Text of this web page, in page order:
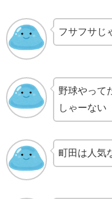
フサフサじ
野球やって
しゃーない
町田は人気